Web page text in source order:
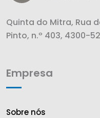
Quinta do Mitra, Rua
Pinto, n.º 403, 4300-
Empresa
Sobre nós